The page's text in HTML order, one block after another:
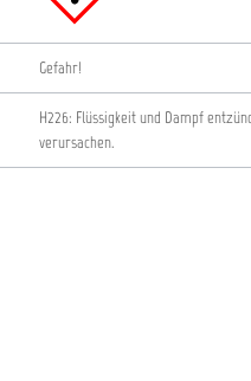
Gefahr!
H226: Flüssigkeit und Dampf
verursachen.